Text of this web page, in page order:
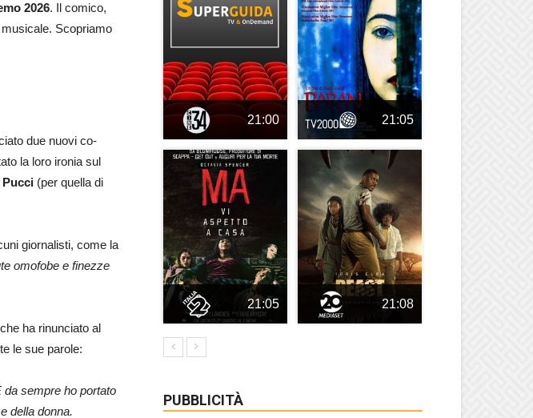
2026. Il comico,
Scopriamo
due nuovi co-
la loro ironia sul
(per quella di
giornalisti, come la
omofobe e finezze
che ha rinunciato al
le sue parole:
da sempre ho portato
della donna.
21:00 21:05
21:05 21:08
PUBBLICITÀ